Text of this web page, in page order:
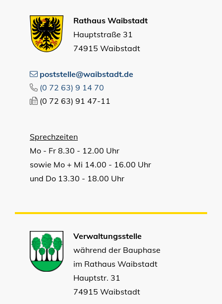
Rathaus Waibstadt
Hauptstraße 31
74915 Waibstadt
poststelle@waibstadt.de
(0 72 63) 9 14 70
(0 72 63) 91 47-11
Sprechzeiten
Mo - Fr 8.30 - 12.00 Uhr
sowie Mo + Mi 14.00 - 16.00 Uhr
und Do 13.30 - 18.00 Uhr
Verwaltungsstelle
während der Bauphase
im Rathaus Waibstadt
Hauptstr. 31
74915 Waibstadt